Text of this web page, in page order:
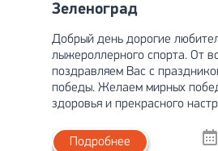
Зеленоград
Добрый день дорогие
лыжероллерного спорта. От
поздравляем Вас с
победы. Желаем мирных
здоровья и прекрасного
Подробнее